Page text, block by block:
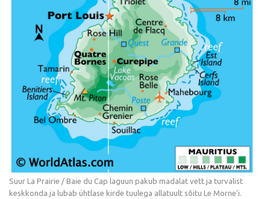
Suur La Prairie / Baie du Cap laguun pakub madalat vett ja turvalist
keskkonda ja lubab ühtlase kirde tuulega allatuult sõitu Le Morne'i.